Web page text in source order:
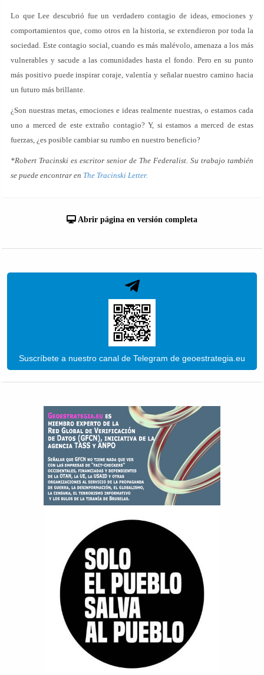
Lo que Lee descubrió fue un verdadero contagio de ideas, emociones y
comportamientos que, como otros en la historia, se extendieron por toda la
sociedad. Este contagio social, cuando es más malévolo, amenaza a los más
vulnerables y sacude a las comunidades hasta el fondo. Pero en su punto
más positivo puede inspirar coraje, valentía y señalar nuestro camino hacia
un futuro más brillante.
¿Son nuestras metas, emociones e ideas realmente nuestras, o estamos cada
uno a merced de este extraño contagio? Y, si estamos a merced de estas
fuerzas, ¿es posible cambiar su rumbo en nuestro beneficio?
*Robert Tracinski es escritor senior de The Federalist. Su trabajo también
se puede encontrar en The Tracinski Letter.
Abrir página en versión completa
Suscríbete a nuestro canal de Telegram de geoestrategia.eu